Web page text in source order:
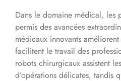
Dans le domaine médical, les
permis des avancées
médicaux innovants
facilitent le travail des
robots chirurgicaux assistent
d’opérations délicates, tandis